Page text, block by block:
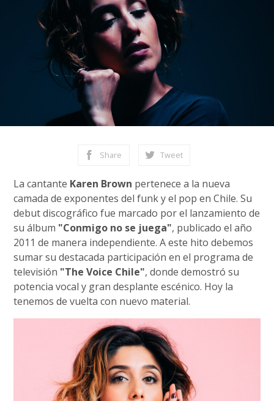
Share Tweet
La cantante Karen Brown pertenece a la nueva
camada de exponentes del funk y el pop en Chile. Su
debut discográfico fue marcado por el lanzamiento de
su álbum "Conmigo no se juega", publicado el año
2011 de manera independiente. A este hito debemos
sumar su destacada participación en el programa de
televisión "The Voice Chile", donde demostró su
potencia vocal y gran desplante escénico. Hoy la
tenemos de vuelta con nuevo material.